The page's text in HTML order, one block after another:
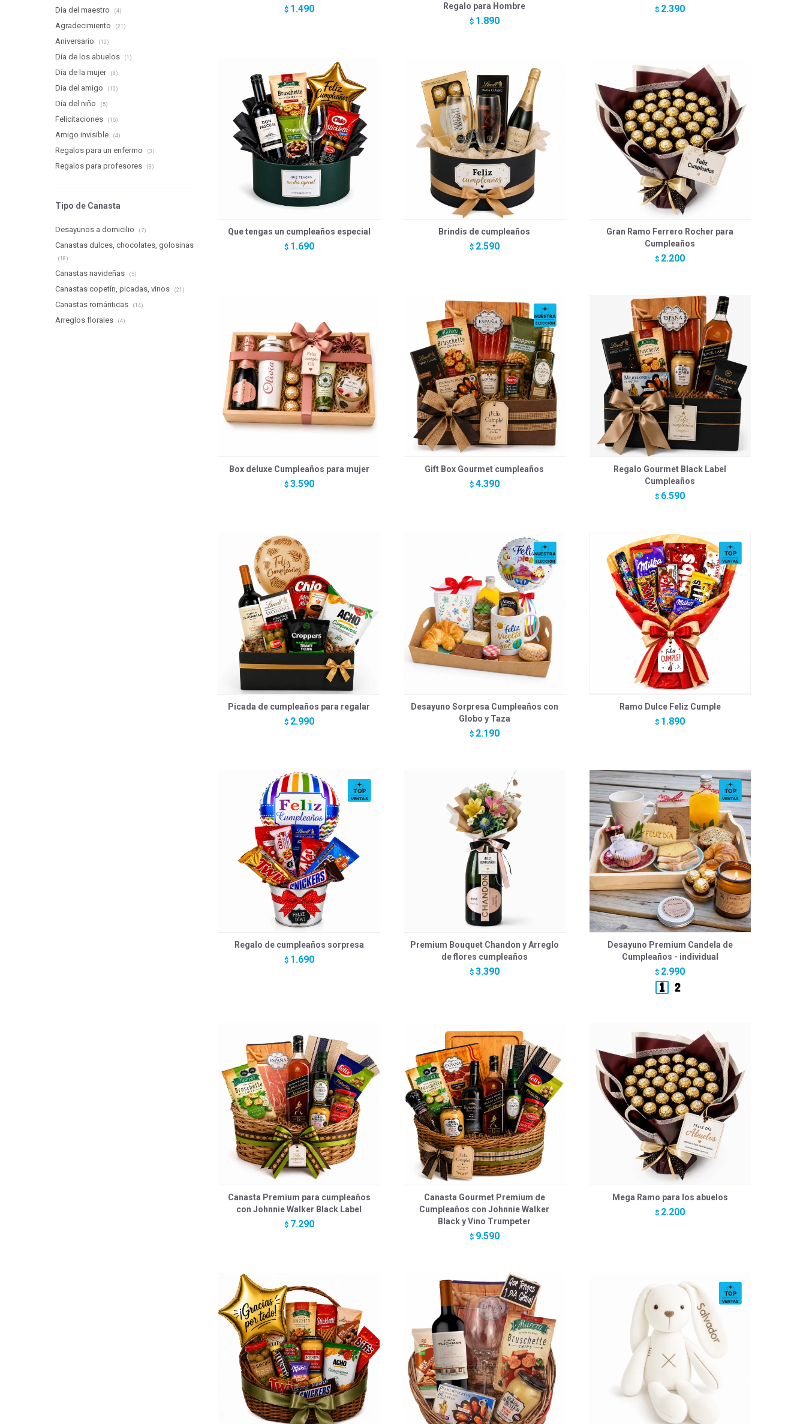
$ 1.490
Regalo para Hombre
$ 1.890
$ 2.390
Que tengas un cumpleaños especial
$ 1.690
Brindis de cumpleaños
$ 2.590
Gran Ramo Ferrero Rocher para
Cumpleaños
$ 2.200
Box deluxe Cumpleaños para mujer
$ 3.590
Gift Box Gourmet cumpleaños
$ 4.390
Regalo Gourmet Black Label
Cumpleaños
$ 6.590
Picada de cumpleaños para regalar
$ 2.990
Desayuno Sorpresa Cumpleaños con
Globo y Taza
$ 2.190
Ramo Dulce Feliz Cumple
$ 1.890
Regalo de cumpleaños sorpresa
$ 1.690
Premium Bouquet Chandon y Arreglo
de flores cumpleaños
$ 3.390
Desayuno Premium Candela de
Cumpleaños - individual
$ 2.990
Canasta Premium para cumpleaños
con Johnnie Walker Black Label
$ 7.290
Canasta Gourmet Premium de
Cumpleaños con Johnnie Walker
Black y Vino Trumpeter
$ 9.590
Mega Ramo para los abuelos
$ 2.200
Día del maestro (4)
Agradecimiento (21)
Aniversario (10)
Día de los abuelos (1)
Día de la mujer (8)
Día del amigo (10)
Día del niño (5)
Felicitaciones (15)
Amigo invisible (4)
Regalos para un enfermo (3)
Regalos para profesores (3)
Tipo de Canasta
Desayunos a domicilio (7)
Canastas dulces, chocolates, golosinas
(18)
Canastas navideñas (5)
Canastas copetín, picadas, vinos (21)
Canastas románticas (14)
Arreglos florales (4)